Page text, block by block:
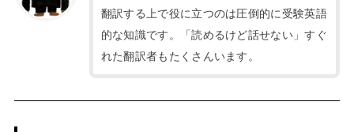
翻訳する上で役に立つのは圧倒的に受験英語
的な知識です。「読めるけど話せない」すぐ
れた翻訳者もたくさんいます。